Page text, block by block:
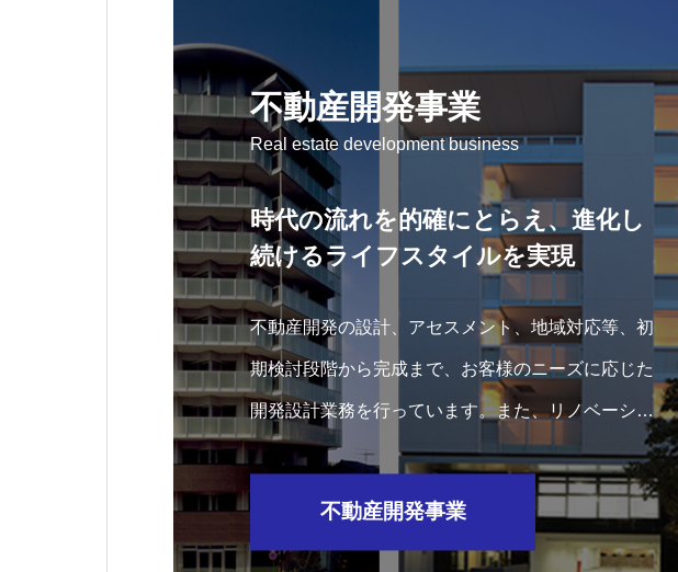
不動産開発事業
Real estate development business
時代の流れを的確にとらえ、進化し
続けるライフスタイルを実現
不動産開発の設計、アセスメント、地域対応等、初
期検討段階から完成まで、お客様のニーズに応じた
開発設計業務を行っています。また、リノベーショ
ン・コンバージョン事業、戸建住宅開発事業、リゾ
ート開発・分譲事業も行っています。
不動産開発事業